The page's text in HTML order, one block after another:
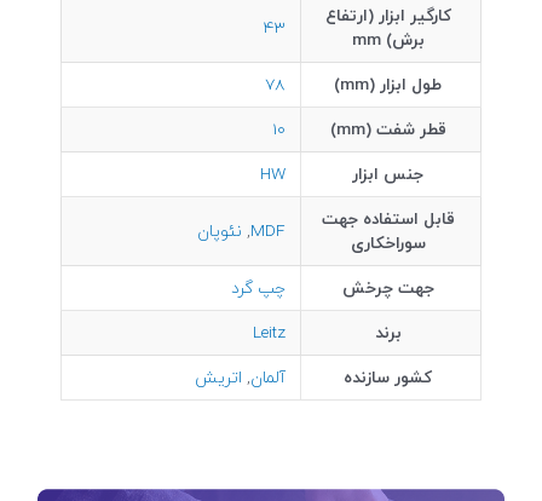
کارگیر ابزار (ارتفاع
برش) mm
43
طول ابزار (mm)
78
قطر شفت (mm)
10
جنس ابزار
HW
قابل استفاده جهت
سوراخکاری
MDF
, نئوپان
جهت چرخش
چپ گرد
برند
Leitz
کشور سازنده
آلمان, اتریش